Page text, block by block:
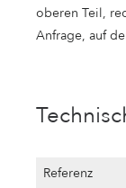
oberen Teil,
Anfrage, auf
Referenz